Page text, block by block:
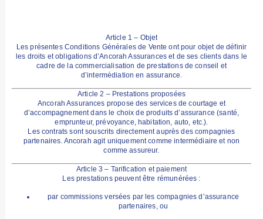
Article 1 – Objet
Les présentes Conditions Générales de Vente ont pour objet de définir
les droits et obligations d’Ancorah Assurances et de ses clients dans le
cadre de la commercialisation de prestations de conseil et
d’intermédiation en assurance.
Article 2 – Prestations proposées
Ancorah Assurances propose des services de courtage et
d’accompagnement dans le choix de produits d’assurance (santé,
emprunteur, prévoyance, habitation, auto, etc.).
Les contrats sont souscrits directement auprès des compagnies
partenaires. Ancorah agit uniquement commeintermédiaire et non
comme assureur.
Article 3 – Tarification et paiement
Les prestations peuvent être rémunérées :
par commissions versées par les compagnies d’assurance
partenaires, ou